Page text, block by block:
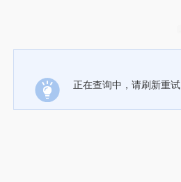
正在查询中，请刷新重试